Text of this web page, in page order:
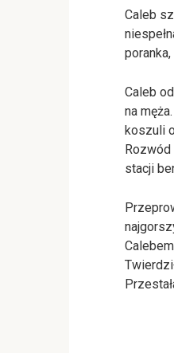
Caleb
Caleb
na
koszuli
Rozwód
stacji